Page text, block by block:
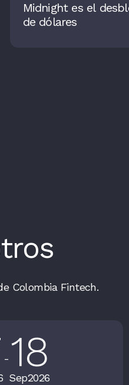
Midnight es el
de dólares
Colombia Fintech.
- 18
Sep2026